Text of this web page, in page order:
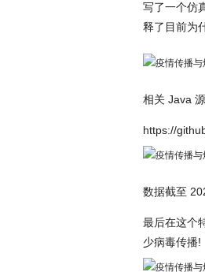
写了一个仿
释了目前为
相关 Java
https://
数据截至
最后在这个
少病毒传播!